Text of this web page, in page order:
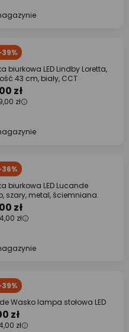
39%
biurkowa LED Lindby Loretta,
43 cm, biały, CCT
zł
zł
36%
biurkowa LED Lucande
szary, metal, ściemniana.
zł
zł
39%
Wasko lampa stołowa LED
zł
zł